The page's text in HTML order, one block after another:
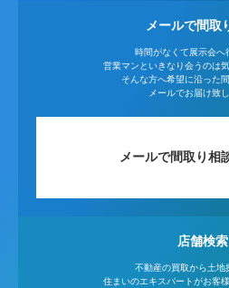
メールで間取
時間がなくて展示会へ
営業マンといきなり会うのは
そんな方へ希望に沿った
メールでお届け致し
メールで間取り相
店舗検索
不動産の買取から土地
住まいのエキスパートがお客